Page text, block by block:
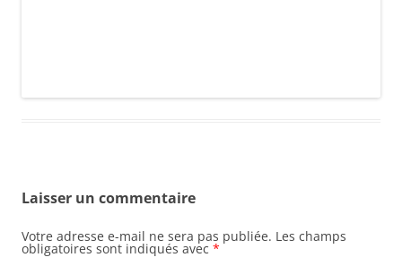
Laisser un commentaire
Votre adresse e-mail ne sera pas publiée. Les champs
obligatoires sont indiqués avec *